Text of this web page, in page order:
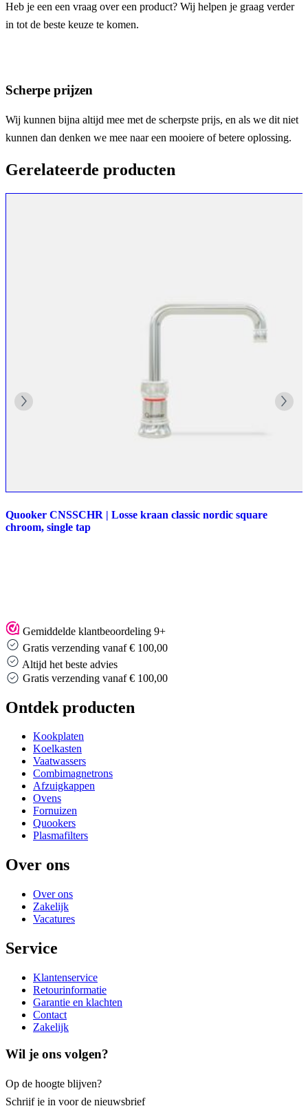
Heb je een een vraag over een product? Wij helpen je graag verder
in tot de beste keuze te komen.
Scherpe prijzen
Wij kunnen bijna altijd mee met de scherpste prijs, en als we dit niet
kunnen dan denken we mee naar een mooiere of betere oplossing.
Gerelateerde producten
Quooker CNSSCHR | Losse kraan classic nordic square
chroom, single tap
Gemiddelde klantbeoordeling 9+
Gratis verzending vanaf € 100,00
Altijd het beste advies
Gratis verzending vanaf € 100,00
Ontdek producten
Kookplaten
Koelkasten
Vaatwassers
Combimagnetrons
Afzuigkappen
Ovens
Fornuizen
Quookers
Plasmafilters
Over ons
Over ons
Zakelijk
Vacatures
Service
Klantenservice
Retourinformatie
Garantie en klachten
Contact
Zakelijk
Wil je ons volgen?
Op de hoogte blijven?
Schrijf je in voor de nieuwsbrief